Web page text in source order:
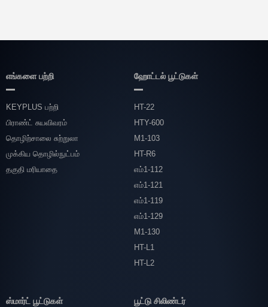
எங்களை பற்றி
KEYPLUS பற்றி
பிராண்ட் சுயவிவரம்
தொழிற்சாலை சுற்றுலா
முக்கிய தொழில்நுட்பம்
தகுதி மரியாதை
ஹோட்டல் பூட்டுகள்
HT-22
HTY-600
M1-103
HT-R6
எம்1-112
எம்1-121
எம்1-119
எம்1-129
M1-130
HT-L1
HT-L2
ஸ்மார்ட் பூட்டுகள் பூட்டு சிலிண்டர்